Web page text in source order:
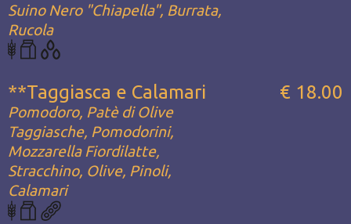
Suino Nero "Chiapella", Burrata,
Rucola
**Taggiasca e Calamari
Pomodoro, Patè di Olive
Taggiasche, Pomodorini,
Mozzarella Fiordilatte,
Stracchino, Olive, Pinoli,
Calamari
€ 18.00